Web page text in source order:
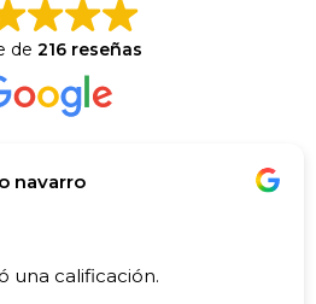
de 216 reseñas
navarro
una calificación.